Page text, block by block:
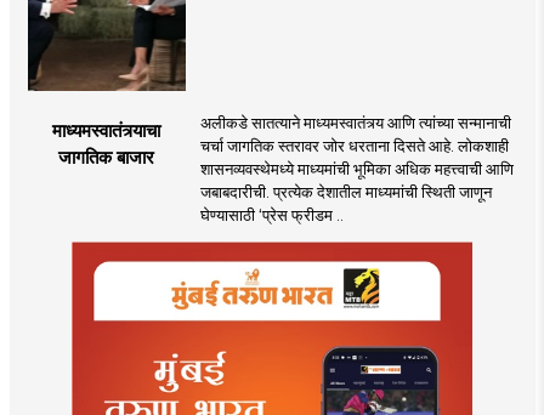
माध्यमस्वातंत्र्याचा
जागतिक बाजार
अलीकडे सातत्याने माध्यमस्वातंत्र्य आणि त्यांच्या सन्मानाची
चर्चा जागतिक स्तरावर जोर धरताना दिसते आहे. लोकशाही
शासनव्यवस्थेमध्ये माध्यमांची भूमिका अधिक महत्त्वाची आणि
जबाबदारीची. प्रत्येक देशातील माध्यमांची स्थिती जाणून
घेण्यासाठी ‌‘प्रेस फ्रीडम ..